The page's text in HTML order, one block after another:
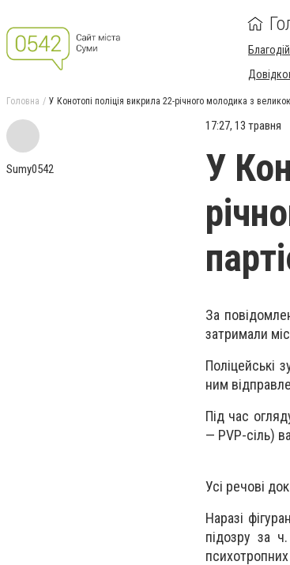
Головна У Конотопі поліція викрила 22-річного молодика з
Sumy0542
17:27, 13 травня
У
За
затримали
Поліцейські
ним
Під час
— PVP-сіль)
Усі речові
Наразі
підозру за